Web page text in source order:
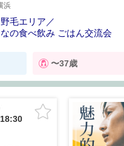
浜
毛エリア／
の食べ飲み ごはん交流会
〜37歳